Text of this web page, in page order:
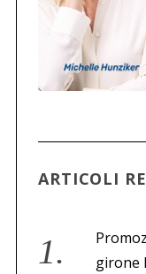
ARTICOLI
girone